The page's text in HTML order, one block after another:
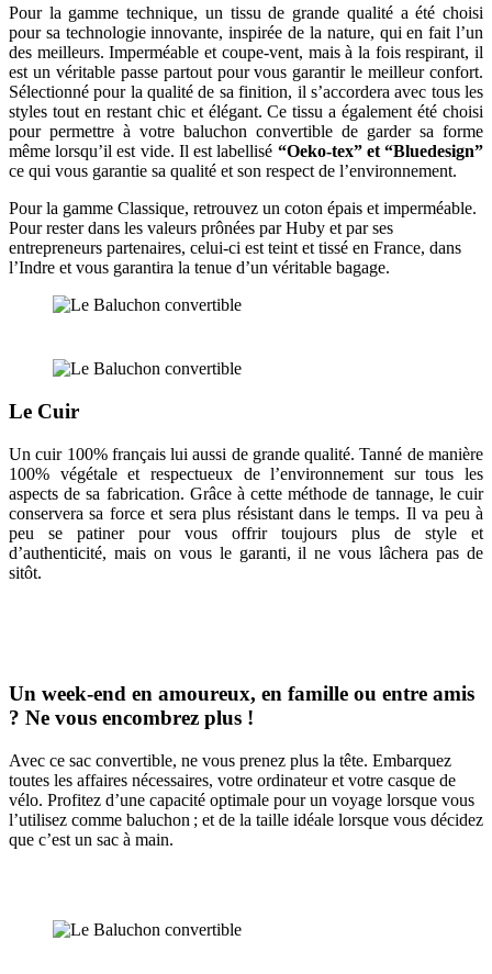
Pour la gamme technique, un tissu de grande qualité a été choisi
pour sa technologie innovante, inspirée de la nature, qui en fait l’un
des meilleurs. Imperméable et coupe-vent, mais à la fois respirant, il
est un véritable passe partout pour vous garantir le meilleur confort.
Sélectionné pour la qualité de sa finition, il s’accordera avec tous les
styles tout en restant chic et élégant. Ce tissu a également été choisi
pour permettre à votre baluchon convertible de garder sa forme
même lorsqu’il est vide. Il est labellisé “Oeko-tex” et “Bluedesign”
ce qui vous garantie sa qualité et son respect de l’environnement.
Pour la gamme Classique, retrouvez un coton épais et imperméable.
Pour rester dans les valeurs prônées par Huby et par ses
entrepreneurs partenaires, celui-ci est teint et tissé en France, dans
l’Indre et vous garantira la tenue d’un véritable bagage.
Le Cuir
Un cuir 100% français lui aussi de grande qualité. Tanné de manière
100% végétale et respectueux de l’environnement sur tous les
aspects de sa fabrication. Grâce à cette méthode de tannage, le cuir
conservera sa force et sera plus résistant dans le temps. Il va peu à
peu se patiner pour vous offrir toujours plus de style et
d’authenticité, mais on vous le garanti, il ne vous lâchera pas de
sitôt.
Un week-end en amoureux, en famille ou entre amis
? Ne vous encombrez plus !
Avec ce sac convertible, ne vous prenez plus la tête. Embarquez
toutes les affaires nécessaires, votre ordinateur et votre casque de
vélo. Profitez d’une capacité optimale pour un voyage lorsque vous
l’utilisez comme baluchon ; et de la taille idéale lorsque vous décidez
que c’est un sac à main.